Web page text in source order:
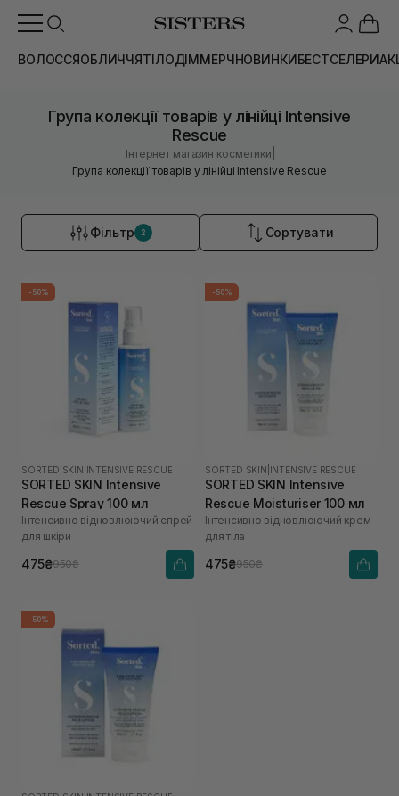
ВОЛОССЯОБЛИЧЧЯТІЛОДІММЕРЧНОВИНКИБЕСТСЕЛЕРИ
Група колекції товарів у лінійці Intensive
Rescue
Інтернет магазин косметики
Група колекції товарів у лінійці Intensive Rescue
Фільтр 2 Сортувати
-50%
SORTED SKIN INTENSIVE RESCUE
SORTED SKIN Intensive
Rescue Spray 100 мл
Інтенсивно відновлюючий спрей
для шкіри
475₴950₴
-50%
SORTED SKIN INTENSIVE RESCUE
SORTED SKIN Intensive
Rescue Moisturiser 100 мл
Інтенсивно відновлюючий крем
для тіла
475₴950₴
-50%